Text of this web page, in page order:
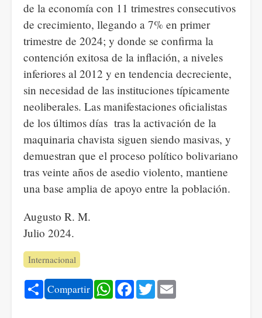
de la economía con 11 trimestres consecutivos
de crecimiento, llegando a 7% en primer
trimestre de 2024; y donde se confirma la
contención exitosa de la inflación, a niveles
inferiores al 2012 y en tendencia decreciente,
sin necesidad de las instituciones típicamente
neoliberales. Las manifestaciones oficialistas
de los últimos días tras la activación de la
maquinaria chavista siguen siendo masivas, y
demuestran que el proceso político bolivariano
tras veinte años de asedio violento, mantiene
una base amplia de apoyo entre la población.
Augusto R. M.
Julio 2024.
Internacional
Share
Compartir WhatsApp
Facebook
Twitter